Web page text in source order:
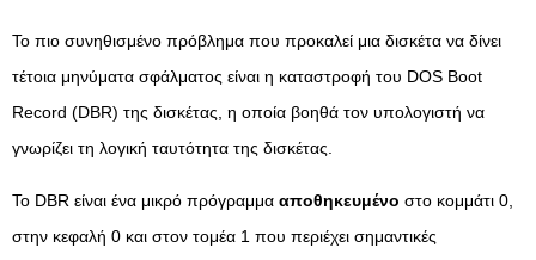
Το πιο συνηθισμένο πρόβλημα που προκαλεί μια δισκέτα να δίνει
τέτοια μηνύματα σφάλματος είναι η καταστροφή του DOS Boot
Record (DBR) της δισκέτας, η οποία βοηθά τον υπολογιστή να
γνωρίζει τη λογική ταυτότητα της δισκέτας.
Το DBR είναι ένα μικρό πρόγραμμα αποθηκευμένο στο κομμάτι 0,
στην κεφαλή 0 και στον τομέα 1 που περιέχει σημαντικές